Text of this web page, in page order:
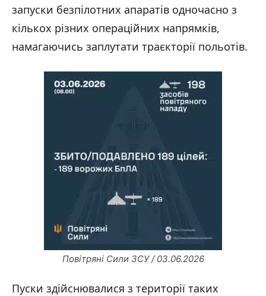
запуски безпілотних апаратів одночасно з
кількох різних операційних напрямків,
намагаючись заплутати траєкторії польотів.
Повітряні Сили ЗСУ / 03.06.2026
Пуски здійснювалися з території таких